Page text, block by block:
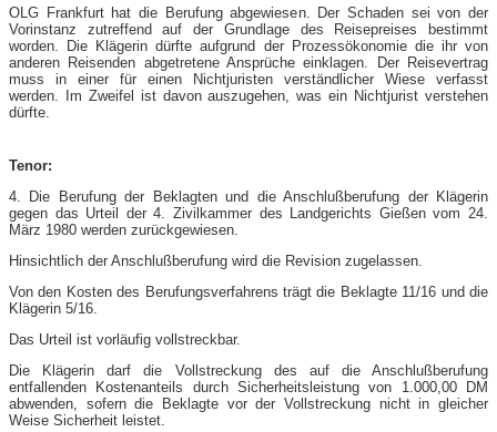
OLG Frankfurt hat die Berufung abgewiesen. Der Schaden sei von der
Vorinstanz zutreffend auf der Grundlage des Reisepreises bestimmt
worden. Die Klägerin dürfte aufgrund der Prozessökonomie die ihr von
anderen Reisenden abgetretene Ansprüche einklagen. Der Reisevertrag
muss in einer für einen Nichtjuristen verständlicher Wiese verfasst
werden. Im Zweifel ist davon auszugehen, was ein Nichtjurist verstehen
dürfte.
Tenor:
4. Die Berufung der Beklagten und die Anschlußberufung der Klägerin
gegen das Urteil der 4. Zivilkammer des Landgerichts Gießen vom 24.
März 1980 werden zurückgewiesen.
Hinsichtlich der Anschlußberufung wird die Revision zugelassen.
Von den Kosten des Berufungsverfahrens trägt die Beklagte 11/16 und die
Klägerin 5/16.
Das Urteil ist vorläufig vollstreckbar.
Die Klägerin darf die Vollstreckung des auf die Anschlußberufung
entfallenden Kostenanteils durch Sicherheitsleistung von 1.000,00 DM
abwenden, sofern die Beklagte vor der Vollstreckung nicht in gleicher
Weise Sicherheit leistet.